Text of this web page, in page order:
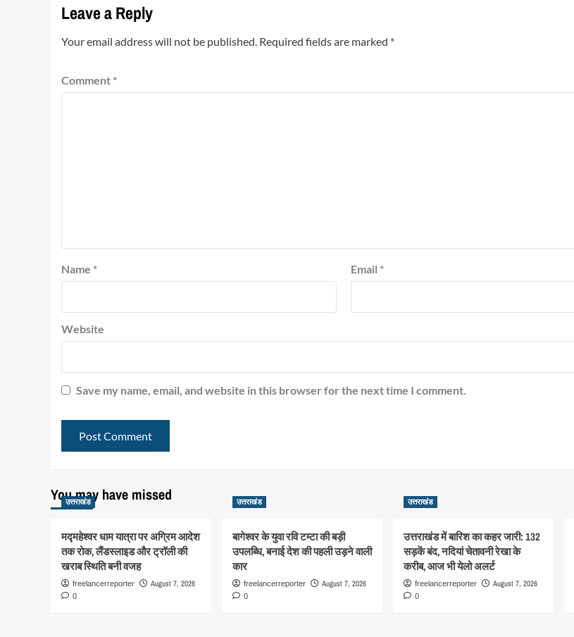
Leave a Reply
Your email address will not be published. Required fields are marked *
Comment *
Name * Email *
Website
Save my name, email, and website in this browser for the next time I comment.
You may have missed
उत्तराखंड
मद्महेश्वर धाम यात्रा पर अग्रिम आदेश
तक रोक, लैंडस्लाइड और ट्रॉली की
खराब स्थिति बनी वजह
freelancerreporter August 7, 2026
0
उत्तराखंड
बागेश्वर के युवा रवि टम्टा की बड़ी
उपलब्धि, बनाई देश की पहली उड़ने वाली
कार
freelancerreporter August 7, 2026
0
उत्तराखंड
उत्तराखंड में बारिश का कहर जारी: 132
सड़कें बंद, नदियां चेतावनी रेखा के
करीब, आज भी येलो अलर्ट
freelancerreporter August 7, 2026
0